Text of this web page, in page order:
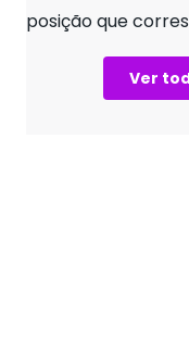
posição que
Ver